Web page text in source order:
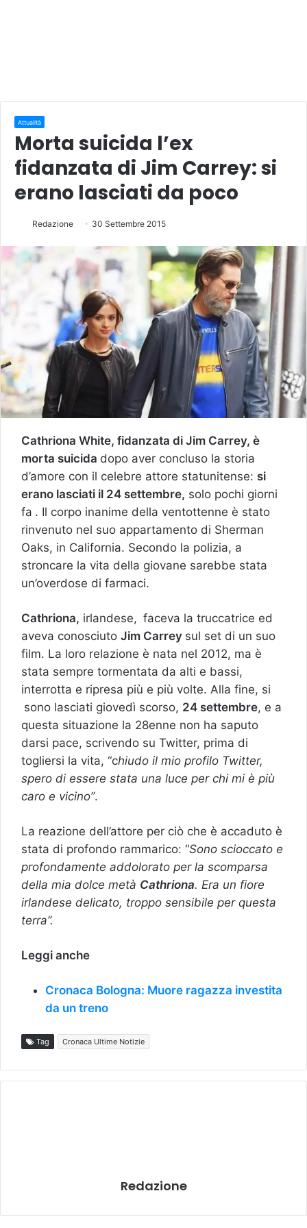
Attualità
Morta suicida l’ex
fidanzata di Jim Carrey: si
erano lasciati da poco
Redazione 30 Settembre 2015
Cathriona White, fidanzata di Jim Carrey, è
morta suicida dopo aver concluso la storia
d’amore con il celebre attore statunitense: si
erano lasciati il 24 settembre, solo pochi giorni
fa . Il corpo inanime della ventottenne è stato
rinvenuto nel suo appartamento di Sherman
Oaks, in California. Secondo la polizia, a
stroncare la vita della giovane sarebbe stata
un’overdose di farmaci.
Cathriona, irlandese, faceva la truccatrice ed
aveva conosciuto Jim Carrey sul set di un suo
film. La loro relazione è nata nel 2012, ma è
stata sempre tormentata da alti e bassi,
interrotta e ripresa più e più volte. Alla fine, si
sono lasciati giovedì scorso, 24 settembre, e a
questa situazione la 28enne non ha saputo
darsi pace, scrivendo su Twitter, prima di
togliersi la vita, “chiudo il mio profilo Twitter,
spero di essere stata una luce per chi mi è più
caro e vicino”.
La reazione dell’attore per ciò che è accaduto è
stata di profondo rammarico: “Sono scioccato e
profondamente addolorato per la scomparsa
della mia dolce metà Cathriona. Era un fiore
irlandese delicato, troppo sensibile per questa
terra”.
Leggi anche
Cronaca Bologna: Muore ragazza investita
da un treno
Tag Cronaca Ultime Notizie
Redazione